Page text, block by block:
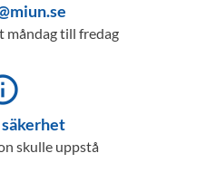
måndag till fredag
skulle uppstå